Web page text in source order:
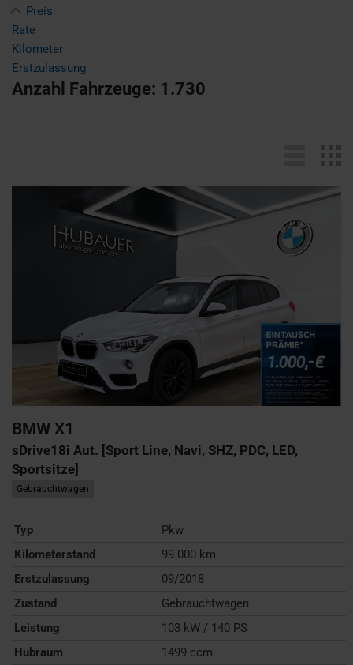
Preis
Rate
Kilometer
Erstzulassung
Anzahl Fahrzeuge: 1.730
BMW X1
sDrive18i Aut. [Sport Line, Navi, SHZ, PDC, LED,
Sportsitze]
Gebrauchtwagen
Typ
Pkw
Kilometerstand
99.000 km
Erstzulassung
09/2018
Zustand
Gebrauchtwagen
Leistung
103 kW / 140 PS
Hubraum
1499 ccm